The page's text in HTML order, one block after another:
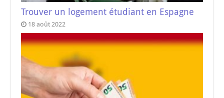
Trouver un logement étudiant en Espagne
18 août 2022